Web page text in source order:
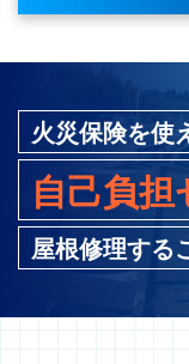
火災保険を使
自己負担
屋根修理する